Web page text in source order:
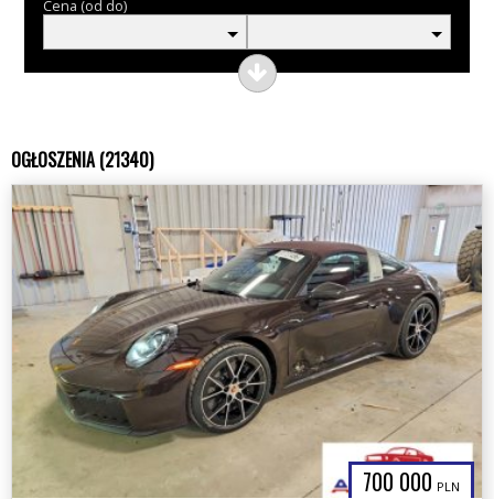
Cena (od do)
OGŁOSZENIA (21340)
700 000 PLN